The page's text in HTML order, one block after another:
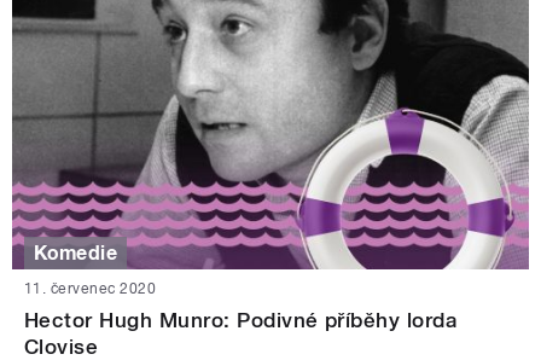
Komedie
11. červenec 2020
Hector Hugh Munro: Podivné příběhy lorda
Clovise